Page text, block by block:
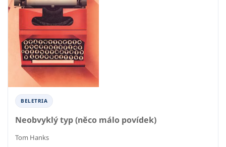
BELETRIA
Neobvyklý typ (něco málo povídek)
Tom Hanks